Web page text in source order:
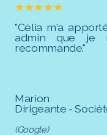
★★★★★
"Célia m'a
admin que je
recommande."
Marion
Dirigeante -
(Google)